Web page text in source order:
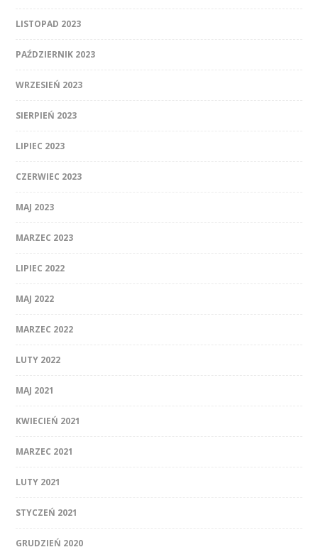
LISTOPAD 2023
PAŹDZIERNIK 2023
WRZESIEŃ 2023
SIERPIEŃ 2023
LIPIEC 2023
CZERWIEC 2023
MAJ 2023
MARZEC 2023
LIPIEC 2022
MAJ 2022
MARZEC 2022
LUTY 2022
MAJ 2021
KWIECIEŃ 2021
MARZEC 2021
LUTY 2021
STYCZEŃ 2021
GRUDZIEŃ 2020